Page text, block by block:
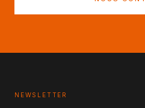
NEWSLETTER